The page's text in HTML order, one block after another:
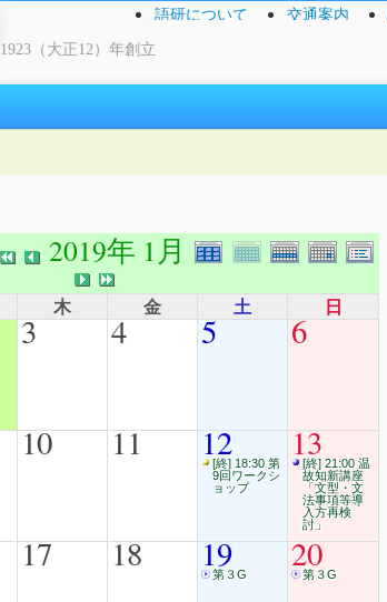
1923（大正12）年創立
語研について 交通案内
2019年 1月
木 金 土 日
3 4 5 6
10 11 12
[終] 18:30 第
9回ワークシ
ョップ
13
[終] 21:00 温
故知新講座
「文型・文
法事項等導
入方再検
討」
17 18 19
第３G 20
第３G